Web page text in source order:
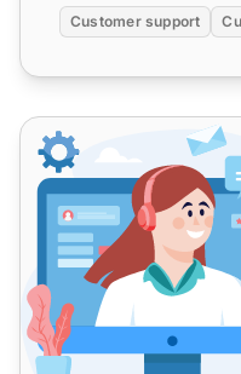
Customer support
常见客户支持错误及其避